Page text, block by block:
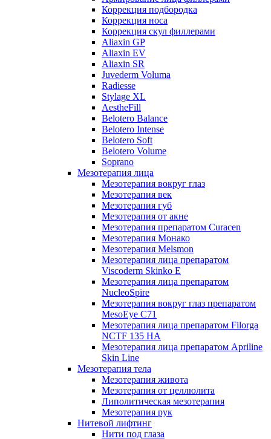
Коррекция подбородка
Коррекция носа
Коррекция скул филлерами
Aliaxin GP
Aliaxin EV
Aliaxin SR
Juvederm Voluma
Radiesse
Stylage XL
AestheFill
Belotero Balance
Belotero Intense
Belotero Soft
Belotero Volume
Soprano
Мезотерапия лица
Мезотерапия вокруг глаз
Мезотерапия век
Мезотерапия губ
Мезотерапия от акне
Мезотерапия препаратом Curacen
Мезотерапия Монако
Мезотерапия Melsmon
Мезотерапия лица препаратом
Viscoderm Skinko E
Мезотерапия лица препаратом
NucleoSpire
Мезотерапия вокруг глаз препаратом
MesoEye С71
Мезотерапия лица препаратом Filorga
NCTF 135 HA
Мезотерапия лица препаратом Apriline
Skin Line
Мезотерапия тела
Мезотерапия живота
Мезотерапия от целлюлита
Липолитическая мезотерапия
Мезотерапия рук
Нитевой лифтинг
Нити под глаза